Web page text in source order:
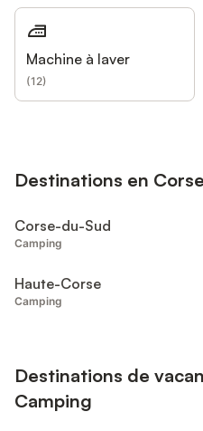
Machine à laver
(12)
Destinations en
Corse-du-Sud
Camping
Haute-Corse
Camping
Destinations de
Camping